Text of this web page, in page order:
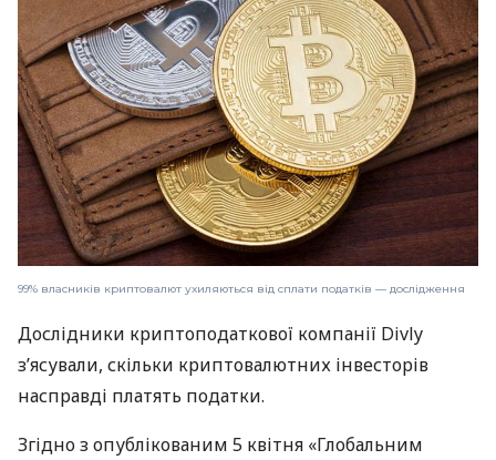
99% власників криптовалют ухиляються від сплати податків — дослідження
Дослідники криптоподаткової компанії Divly
з’ясували, скільки криптовалютних інвесторів
насправді платять податки.
Згідно з опублікованим 5 квітня «Глобальним